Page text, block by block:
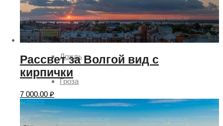
Облачность
Луна
Дождь
Гроза
Солнце
Рассвет за Волгой вид с
кирпички
7 000.00 ₽